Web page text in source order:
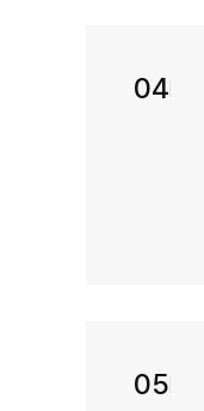
04
05